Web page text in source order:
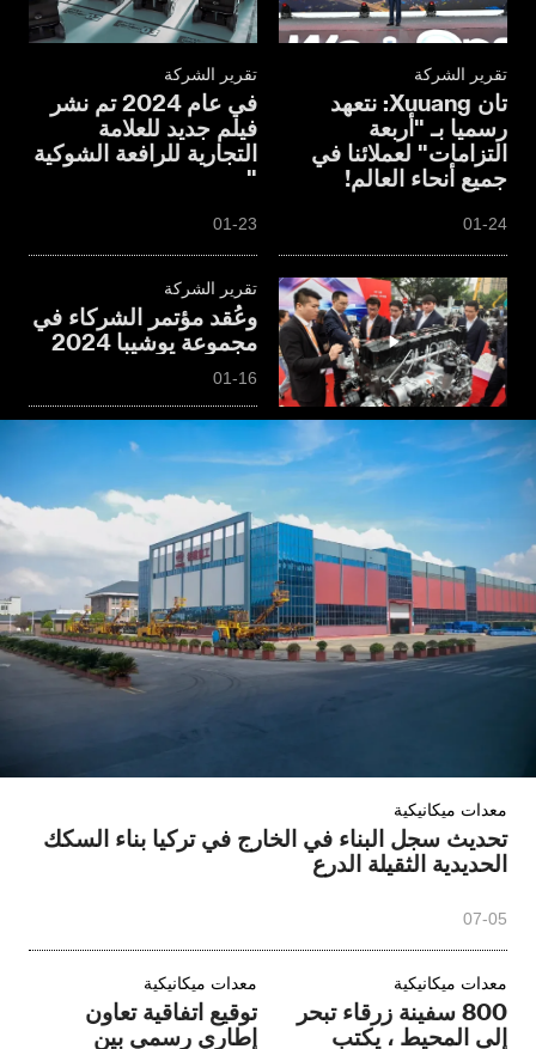
تقرير الشركة
تان Xuuang: نتعهد
رسميا بـ "أربعة
التزامات" لعملائنا في
جميع أنحاء العالم!
01-24
تقرير الشركة
في عام 2024 تم نشر
فيلم جديد للعلامة
التجارية للرافعة الشوكية
"
01-23
تقرير الشركة
وعُقد مؤتمر الشركاء في
مجموعة يوشيبا 2024
بشكل رسمي
01-16
معدات ميكانيكية
تحديث سجل البناء في الخارج في تركيا بناء السكك
الحديدية الثقيلة الدرع
07-05
معدات ميكانيكية
800 سفينة زرقاء تبحر
إلى المحيط ، يكتب
معدات ميكانيكية
توقيع اتفاقية تعاون
إطاري رسمي بين